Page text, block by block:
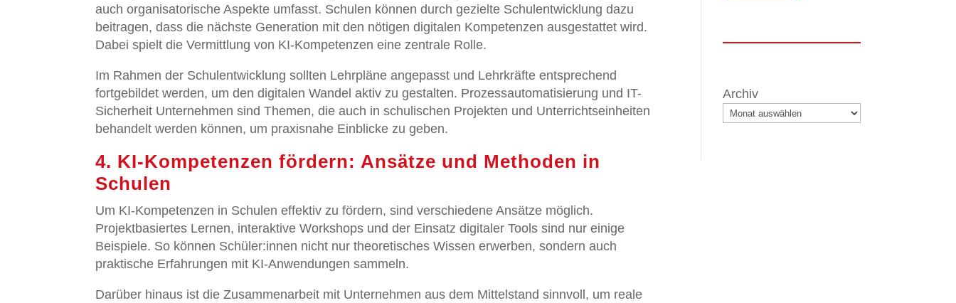
auch organisatorische Aspekte umfasst. Schulen können durch gezielte Schulentwicklung dazu
beitragen, dass die nächste Generation mit den nötigen digitalen Kompetenzen ausgestattet wird.
Dabei spielt die Vermittlung von KI-Kompetenzen eine zentrale Rolle.
Im Rahmen der Schulentwicklung sollten Lehrpläne angepasst und Lehrkräfte entsprechend
fortgebildet werden, um den digitalen Wandel aktiv zu gestalten. Prozessautomatisierung und IT-
Sicherheit Unternehmen sind Themen, die auch in schulischen Projekten und Unterrichtseinheiten
behandelt werden können, um praxisnahe Einblicke zu geben.
4. KI-Kompetenzen fördern: Ansätze und Methoden in
Schulen
Um KI-Kompetenzen in Schulen effektiv zu fördern, sind verschiedene Ansätze möglich.
Projektbasiertes Lernen, interaktive Workshops und der Einsatz digitaler Tools sind nur einige
Beispiele. So können Schüler:innen nicht nur theoretisches Wissen erwerben, sondern auch
praktische Erfahrungen mit KI-Anwendungen sammeln.
Darüber hinaus ist die Zusammenarbeit mit Unternehmen aus dem Mittelstand sinnvoll, um reale
Archiv